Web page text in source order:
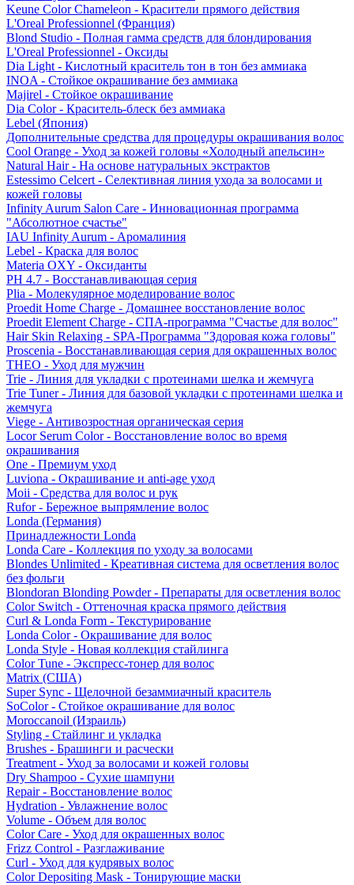
Keune Color Chameleon - Красители прямого действия
L'Oreal Professionnel (Франция)
Blond Studio - Полная гамма средств для блондирования
L'Oreal Professionnel - Оксиды
Dia Light - Кислотный краситель тон в тон без аммиака
INOA - Стойкое окрашивание без аммиака
Majirel - Стойкое окрашивание
Dia Color - Краситель-блеск без аммиака
Lebel (Япония)
Дополнительные средства для процедуры окрашивания волос
Cool Orange - Уход за кожей головы «Холодный апельсин»
Natural Hair - На основе натуральных экстрактов
Estessimo Celcert - Селективная линия ухода за волосами и
кожей головы
Infinity Aurum Salon Care - Инновационная программа
"Абсолютное счастье"
IAU Infinity Aurum - Аромалиния
Lebel - Краска для волос
Materia OXY - Оксиданты
PH 4.7 - Восстанавливающая серия
Plia - Молекулярное моделирование волос
Proedit Home Charge - Домашнее восстановление волос
Proedit Element Charge - СПА-программа "Счастье для волос"
Hair Skin Relaxing - SPA-Программа "Здоровая кожа головы"
Proscenia - Восстанавливающая серия для окрашенных волос
THEO - Уход для мужчин
Trie - Линия для укладки с протеинами шелка и жемчуга
Trie Tuner - Линия для базовой укладки с протеинами шелка и
жемчуга
Viege - Антивозростная органическая серия
Locor Serum Color - Восстановление волос во время
окрашивания
One - Премиум уход
Luviona - Окрашивание и anti-age уход
Moii - Средства для волос и рук
Rufor - Бережное выпрямление волос
Londa (Германия)
Принадлежности Londa
Londa Care - Коллекция по уходу за волосами
Blondes Unlimited - Креативная система для осветления волос
без фольги
Blondoran Blonding Powder - Препараты для осветления волос
Color Switch - Оттеночная краска прямого действия
Curl & Londa Form - Текстурирование
Londa Color - Окрашивание для волос
Londa Style - Новая коллекция стайлинга
Color Tune - Экспресс-тонер для волос
Matrix (США)
Super Sync - Щелочной безаммиачный краситель
SoColor - Стойкое окрашивание для волос
Moroccanoil (Израиль)
Styling - Стайлинг и укладка
Brushes - Брашинги и расчески
Treatment - Уход за волосами и кожей головы
Dry Shampoo - Сухие шампуни
Repair - Восстановление волос
Hydration - Увлажнение волос
Volume - Объем для волос
Color Care - Уход для окрашенных волос
Frizz Control - Разглаживание
Curl - Уход для кудрявых волос
Color Depositing Mask - Тонирующие маски